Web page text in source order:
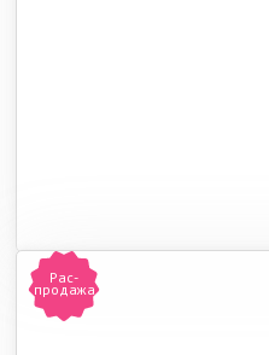
Рас-
продажа